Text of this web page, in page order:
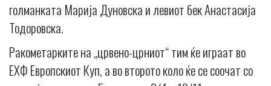
голманката Марија Дуновска и левиот бек Анастасија
Тодоровска.
Ракометарките на „црвено-црниот“ тим ќе играат во
ЕХФ Европскиот Куп, а во второто коло ќе се соочат со